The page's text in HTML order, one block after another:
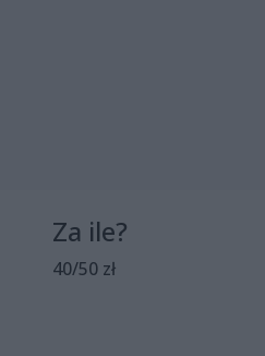
Za ile?
40/50 zł